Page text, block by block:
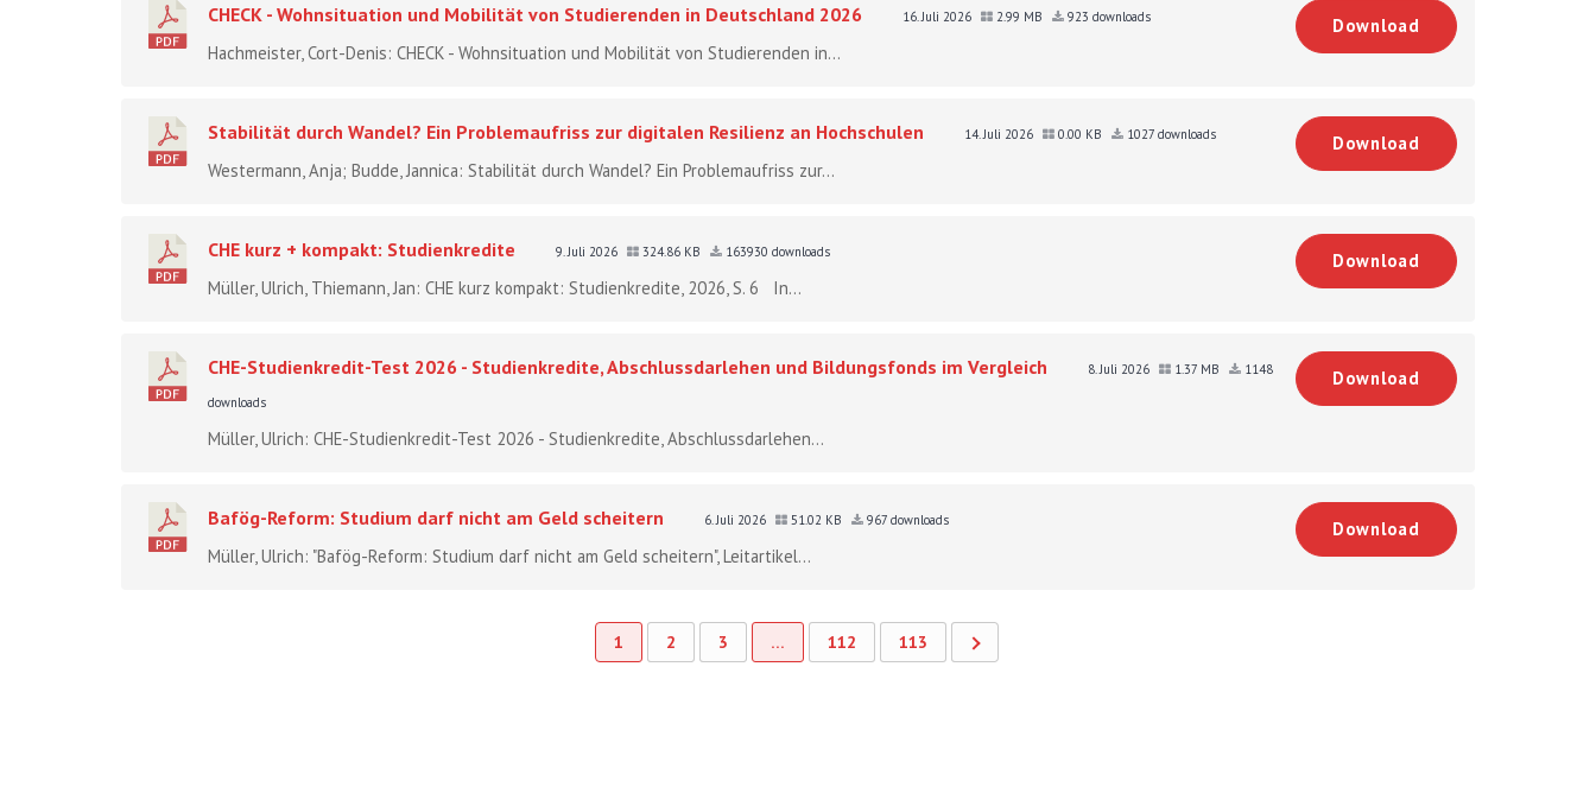
CHECK - Wohnsituation und Mobilität von Studierenden in Deutschland 2026 16. Juli 2026 2.99 MB 923 downloads
Hachmeister, Cort-Denis: CHECK - Wohnsituation und Mobilität von Studierenden in...
Download
Stabilität durch Wandel? Ein Problemaufriss zur digitalen Resilienz an Hochschulen 14. Juli 2026 0.00 KB 1027 downloads
Westermann, Anja; Budde, Jannica: Stabilität durch Wandel? Ein Problemaufriss zur...
Download
CHE kurz + kompakt: Studienkredite 9. Juli 2026 324.86 KB 163930 downloads
Müller, Ulrich, Thiemann, Jan: CHE kurz kompakt: Studienkredite, 2026, S. 6 In...
Download
CHE-Studienkredit-Test 2026 - Studienkredite, Abschlussdarlehen und Bildungsfonds im Vergleich 8. Juli 2026 1.37 MB
1148
downloads
Müller, Ulrich: CHE-Studienkredit-Test 2026 - Studienkredite, Abschlussdarlehen...
Download
Bafög-Reform: Studium darf nicht am Geld scheitern 6. Juli 2026 51.02 KB 967 downloads
Müller, Ulrich: "Bafög-Reform: Studium darf nicht am Geld scheitern", Leitartikel...
Download
1 2 3 … 112 113